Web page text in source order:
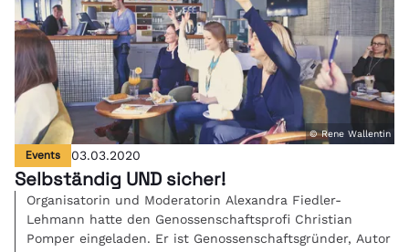
© Rene Wallentin
Events 03.03.2020
Selbständig UND sicher!
Organisatorin und Moderatorin Alexandra Fiedler-
Lehmann hatte den Genossenschaftsprofi Christian
Pomper eingeladen. Er ist Genossenschaftsgründer, Autor